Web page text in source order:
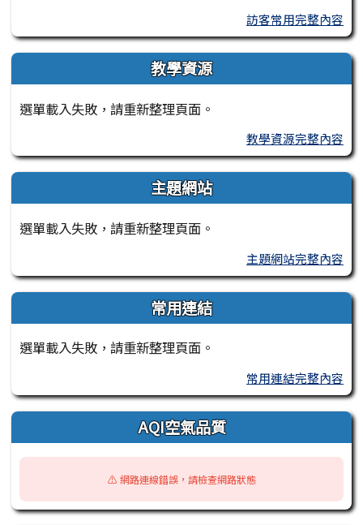
訪客常用完整內容
教學資源
選單載入失敗，請重新整理頁面。
教學資源完整內容
主題網站
選單載入失敗，請重新整理頁面。
主題網站完整內容
常用連結
選單載入失敗，請重新整理頁面。
常用連結完整內容
AQI空氣品質
⚠️ 網路連線錯誤，請檢查網路狀態